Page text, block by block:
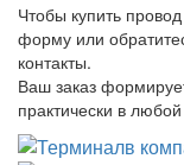
Чтобы купить провод
форму или
контакты.
Ваш заказ
практически в